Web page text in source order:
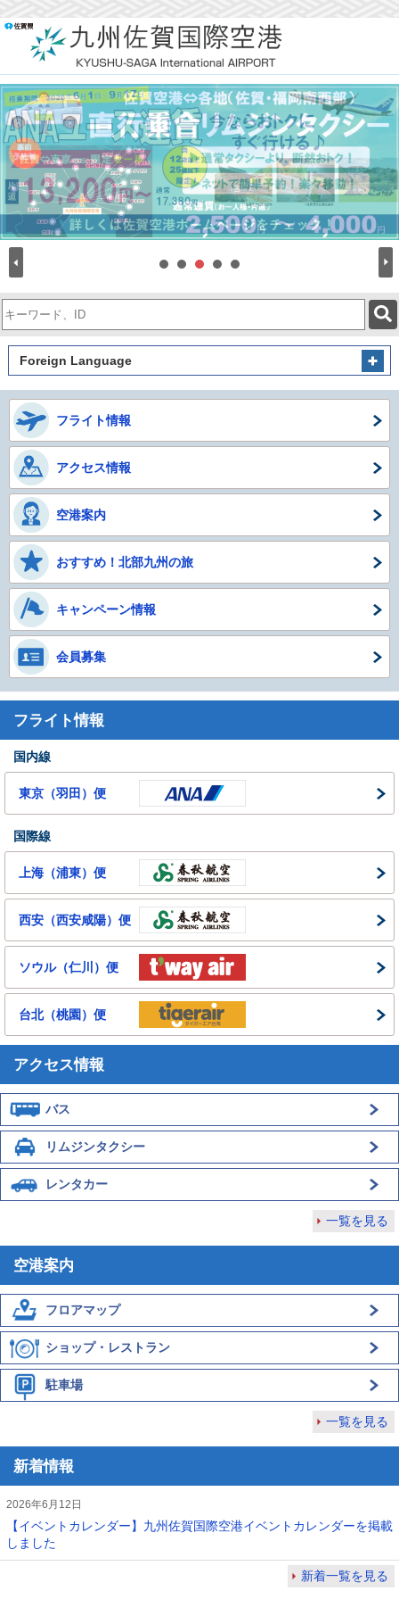
検
索
キ
ワ
ー
Foreign Language
フライト情報
アクセス情報
空港案内
おすすめ！北部九州の旅
キャンペーン情報
会員募集
フライト情報
国内線
東京（羽田）便
国際線
上海（浦東）便
西安（西安咸陽）便
ソウル（仁川）便
台北（桃園）便
アクセス情報
バス
リムジンタクシー
レンタカー
一覧を見る
空港案内
フロアマップ
ショップ・レストラン
駐車場
一覧を見る
新着情報
2026年6月12日
【イベントカレンダー】九州佐賀国際空港イベントカレンダーを掲載
しました
新着一覧を見る